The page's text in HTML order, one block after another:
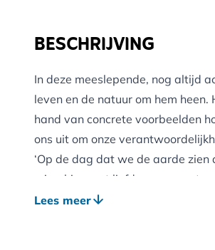
BESCHRIJVING
In deze meeslepende, nog altijd
leven en de natuur om hem
hand van concrete voorbeelden
ons uit om onze
‘Op de dag dat we de aarde
misschien met liefde en respect
filosofische basis van wat we nu
Lees meer